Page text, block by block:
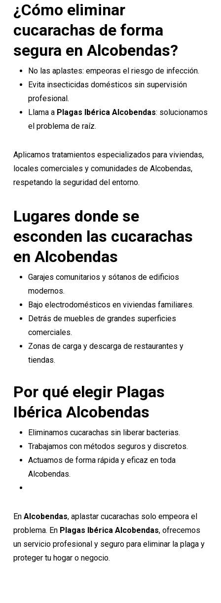
¿Cómo eliminar
cucarachas de forma
segura en Alcobendas?
No las aplastes: empeoras el riesgo de infección.
Evita insecticidas domésticos sin supervisión
profesional.
Llama a Plagas Ibérica Alcobendas: solucionamos
el problema de raíz.
Aplicamos tratamientos especializados para viviendas,
locales comerciales y comunidades de Alcobendas,
respetando la seguridad del entorno.
Lugares donde se
esconden las cucarachas
en Alcobendas
Garajes comunitarios y sótanos de edificios
modernos.
Bajo electrodomésticos en viviendas familiares.
Detrás de muebles de grandes superficies
comerciales.
Zonas de carga y descarga de restaurantes y
tiendas.
Por qué elegir Plagas
Ibérica Alcobendas
Eliminamos cucarachas sin liberar bacterias.
Trabajamos con métodos seguros y discretos.
Actuamos de forma rápida y eficaz en toda
Alcobendas.
En Alcobendas, aplastar cucarachas solo empeora el
problema. En Plagas IbéricaAlcobendas, ofrecemos
un servicio profesional y seguro para eliminar la plaga y
proteger tu hogar o negocio.